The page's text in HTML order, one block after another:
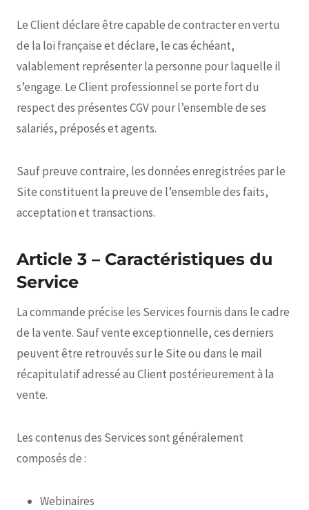
Le Client déclare être capable de contracter en vertu
de la loi française et déclare, le cas échéant,
valablement représenter la personne pour laquelle il
s’engage. Le Client professionnel se porte fort du
respect des présentes CGV pour l’ensemble de ses
salariés, préposés et agents.
Sauf preuve contraire, les données enregistrées par le
Site constituent la preuve de l’ensemble des faits,
acceptation et transactions.
Article 3 – Caractéristiques du
Service
La commande précise les Services fournis dans le cadre
de la vente. Sauf vente exceptionnelle, ces derniers
peuvent être retrouvés sur le Site ou dans le mail
récapitulatif adressé au Client postérieurement à la
vente.
Les contenus des Services sont généralement
composés de :
Webinaires